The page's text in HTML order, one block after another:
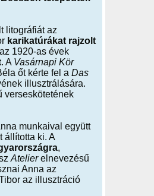
litográfiát az
karikatúrákat rajzolt
1920-as évek
. A Vasárnapi Kör
őt kérte fel a Das
illusztrálására.
verseskötetének
munkaival együtt
állította ki. A
,
Atelierelnevezésű
Anna az
az illusztráció